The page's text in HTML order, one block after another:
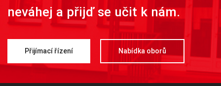
neváhej a přijď se učit k nám.
Přijímací řízení Nabídka oborů